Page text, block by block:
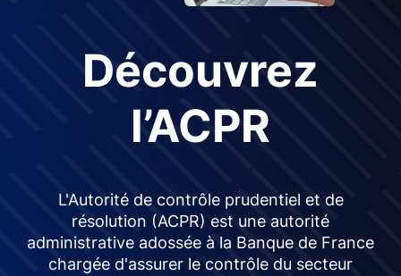
Découvrez
l’ACPR
L'Autorité de contrôle prudentiel et de
résolution (ACPR) est une autorité
administrative adossée à la Banque de France
chargée d'assurer le contrôle du secteur